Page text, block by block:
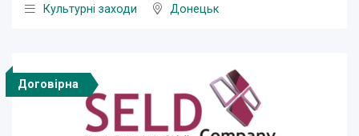
Культурні заходи
Донецьк
Договірна